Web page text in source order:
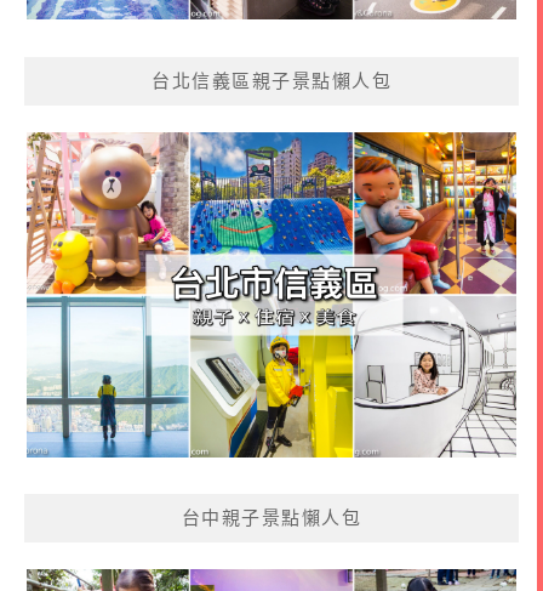
台北信義區親子景點懶人包
台中親子景點懶人包